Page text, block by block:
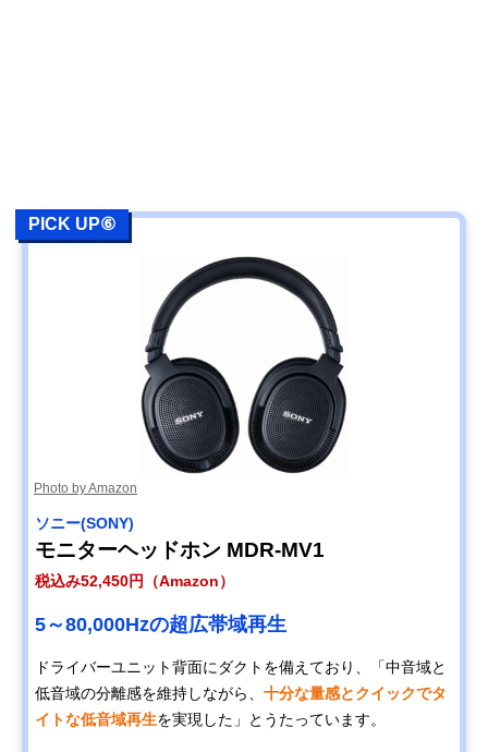
PICK UP⑥
Photo by Amazon
ソニー(SONY)
モニターヘッドホン MDR-MV1
税込み52,450円（Amazon）
5～80,000Hzの超広帯域再生
ドライバーユニット背面にダクトを備えており、「中音域と
低音域の分離感を維持しながら、 十分な量感とクイックでタ
イトな低音域再生を実現した」とうたっています。